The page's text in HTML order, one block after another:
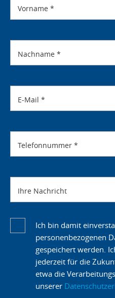
Vorname *
Nachname *
E-Mail *
Telefonnummer *
Ihre Nachricht
Ich bin damit
personenbezogenen
gespeichert werden.
jederzeit für die
etwa die
unserer